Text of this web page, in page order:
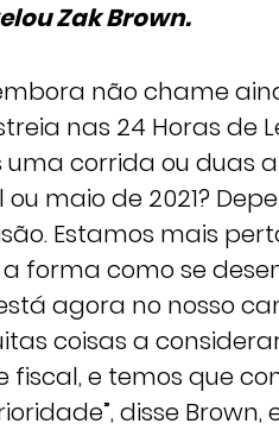
Zak Brown.
não chame
nas 24 Horas de
corrida ou duas
maio de 2021?
Estamos mais
forma como se
agora no nosso
coisas a
e temos que
disse Brown,